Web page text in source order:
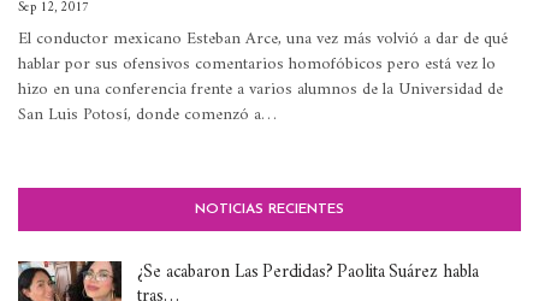
Sep 12, 2017
El conductor mexicano Esteban Arce, una vez más volvió a dar de qué
hablar por sus ofensivos comentarios homofóbicos pero está vez lo
hizo en una conferencia frente a varios alumnos de la Universidad de
San Luis Potosí, donde comenzó a…
NOTICIAS RECIENTES
¿Se acabaron Las Perdidas? Paolita Suárez habla